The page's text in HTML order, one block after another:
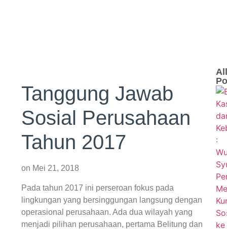
Tanggung Jawab
Sosial Perusahaan
Tahun 2017
on Mei 21, 2018
Pada tahun 2017 ini perseroan fokus pada
lingkungan yang bersinggungan langsung dengan
operasional perusahaan. Ada dua wilayah yang
menjadi pilihan perusahaan, pertama Belitung dan
All